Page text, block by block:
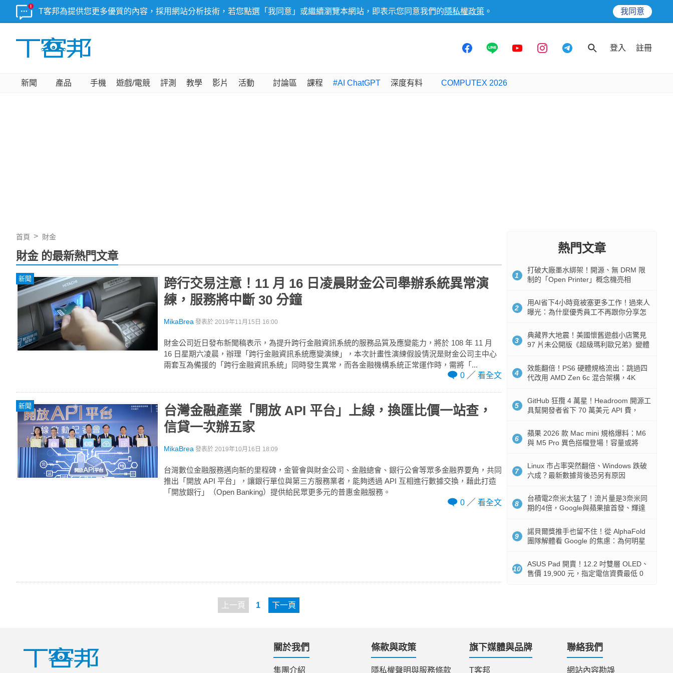
T客邦為提供您更多優質的內容，採用網站分析技術，若您點選「我同意」或繼續瀏覽本網站，即表示您同意我們的 隱私權政策 。 我同意
登入 註冊
新聞 產品 手機 遊戲/電競 評測 教學 影片 活動 討論區 課程 #AI ChatGPT 深度有料 COMPUTEX 2026
首頁 財金
財金 的最新熱門文章
新聞
跨行交易注意！11 月 16 日凌晨財金公司舉辦系統異常演
練，服務將中斷 30 分鐘
MikaBrea 發表於 2019年11月15日 16:00
財金公司近日發布新聞稿表示，為提升跨行金融資訊系統的服務品質及應變能力，將於 108 年 11 月
16 日星期六凌晨，辦理「跨行金融資訊系統應變演練」，本次計畫性演練假設情況是財金公司主中心
兩套互為備援的「跨行金融資訊系統」同時發生異常，而各金融機構系統正常運作時，需將「...
0
看全文
新聞
台灣金融產業「開放 API 平台」上線，換匯比價一站查，
信貸一次辦五家
MikaBrea 發表於 2019年10月16日 18:09
台灣數位金融服務邁向新的里程碑，金管會與財金公司、金融總會、銀行公會等眾多金融界要角，共同
推出「開放 API 平台」，讓銀行單位與第三方服務業者，能夠透過 API 互相進行數據交換，藉此打造
「開放銀行」（Open Banking）提供給民眾更多元的普惠金融服務。
0
看全文
上一頁 1 下一頁
熱門文章
1
打破大廠墨水綁架！開源、無 DRM 限
制的「Open Printer」概念機亮相
2
用AI省下4小時竟被塞更多工作！過來人
曝光：為什麼優秀員工不再跟你分享怎
3
典藏界大地震！美國懷舊遊戲小店驚見
97 片未公開版《超級瑪利歐兄弟》變體
4
效能翻倍！PS6 硬體規格流出：跳過四
代改用 AMD Zen 6c 混合架構，4K
5
GitHub 狂攬 4 萬星！Headroom 開源工
具幫開發者省下 70 萬美元 API 費，
6
蘋果 2026 款 Mac mini 規格爆料：M6
與 M5 Pro 異色搭檔登場！容量或將
7
Linux 市占率突然翻倍、Windows 跌破
六成？最新數據背後恐另有原因
8
台積電2奈米太猛了！流片量是3奈米同
期的4倍，Google與蘋果搶首發、輝達
9
諾貝爾獎推手也留不住！從 AlphaFold
團隊解體看 Google 的焦慮：為何明星
10
ASUS Pad 開賣！12.2 吋雙層 OLED、
售價 19,900 元，指定電信資費最低 0
關於我們
集團介紹
條款與政策
隱私權聲明與服務條款
旗下媒體與品牌
T客邦
聯絡我們
網站內容勘誤